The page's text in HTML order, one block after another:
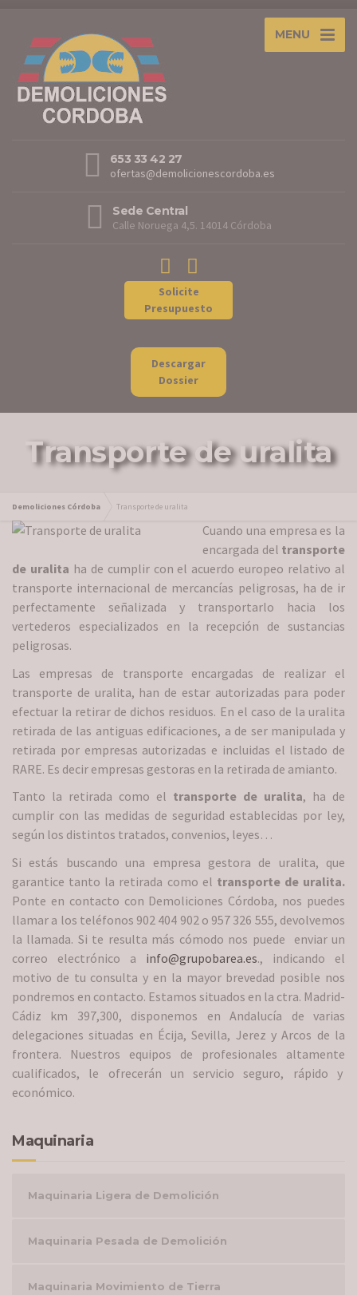
MENU
653 33 42 27
ofertas@demolicionescordoba.es
Sede Central
Calle Noruega 4,5. 14014 Córdoba
Solicite
Presupuesto
Descargar
Dossier
Transporte de uralita
Demoliciones Córdoba Transporte de uralita
Cuando una empresa es la
encargada del transporte
de uralita ha de cumplir con el acuerdo europeo relativo al
transporte internacional de mercancías peligrosas, ha de ir
perfectamente señalizada y transportarlo hacia los
vertederos especializados en la recepción de sustancias
peligrosas.
Las empresas de transporte encargadas de realizar el
transporte de uralita, han de estar autorizadas para poder
efectuar la retirar de dichos residuos. En el caso de la uralita
retirada de las antiguas edificaciones, a de ser manipulada y
retirada por empresas autorizadas e incluidas el listado de
RARE. Es decir empresas gestoras en la retirada de amianto.
Tanto la retirada como el transporte de uralita, ha de
cumplir con las medidas de seguridad establecidas por ley,
según los distintos tratados, convenios, leyes…
Si estás buscando una empresa gestora de uralita, que
garantice tanto la retirada como el transporte de uralita.
Ponte en contacto con Demoliciones Córdoba, nos puedes
llamar a los teléfonos 902 404 902 o 957 326 555, devolvemos
la llamada. Si te resulta más cómodo nos puede enviar un
correo electrónico a info@grupobarea.es., indicando el
motivo de tu consulta y en la mayor brevedad posible nos
pondremos en contacto. Estamos situados en la ctra. Madrid-
Cádiz km 397,300, disponemos en Andalucía de varias
delegaciones situadas en Écija, Sevilla, Jerez y Arcos de la
frontera. Nuestros equipos de profesionales altamente
cualificados, le ofrecerán un servicio seguro, rápido y
económico.
Maquinaria
Maquinaria Ligera de Demolición
Maquinaria Pesada de Demolición
Maquinaria Movimiento de Tierra